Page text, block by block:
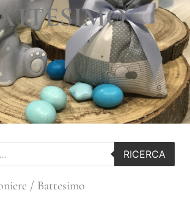
RICERCA
/ Battesimo